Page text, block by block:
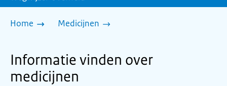
Home Medicijnen
Informatie vinden over
medicijnen